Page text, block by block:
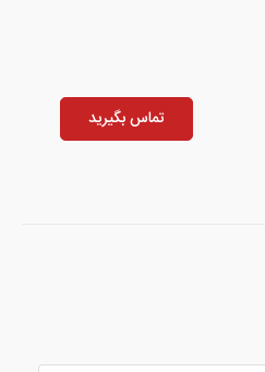
تماس بگیرید